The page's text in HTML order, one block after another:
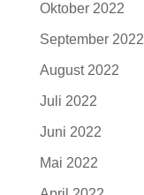
Oktober 2022
September 2022
August 2022
Juli 2022
Juni 2022
Mai 2022